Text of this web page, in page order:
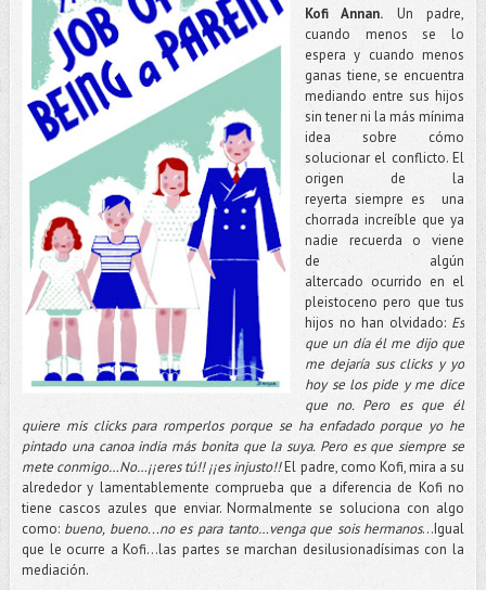
Kofi Annan. Un padre,
cuando menos se lo
espera y cuando menos
ganas tiene, se encuentra
mediando entre sus hijos
sin tener ni la más mínima
idea sobre cómo
solucionar el conflicto. El
origen de la
reyerta siempre es una
chorrada increíble que ya
nadie recuerda o viene
de algún
altercado ocurrido en el
pleistoceno pero que tus
hijos no han olvidado: Es
que un día él me dijo que
me dejaría sus clicks y yo
hoy se los pide y me dice
que no. Pero es que él
quiere mis clicks para romperlos porque se ha enfadado porque yo he
pintado una canoa india más bonita que la suya. Pero es que siempre se
mete conmigo…No…¡¡eres tú!! ¡¡es injusto!!El padre, como Kofi, mira a su
alrededor y lamentablemente comprueba que a diferencia de Kofi no
tiene cascos azules que enviar. Normalmente se soluciona con algo
como: bueno, bueno...no es para tanto…venga que sois hermanos…Igual
que le ocurre a Kofi...las partes se marchan desilusionadísimas con la
mediación.